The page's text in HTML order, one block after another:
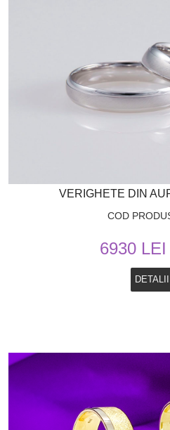
VERIGHETE DIN
COD
6930 LEI
DETALII